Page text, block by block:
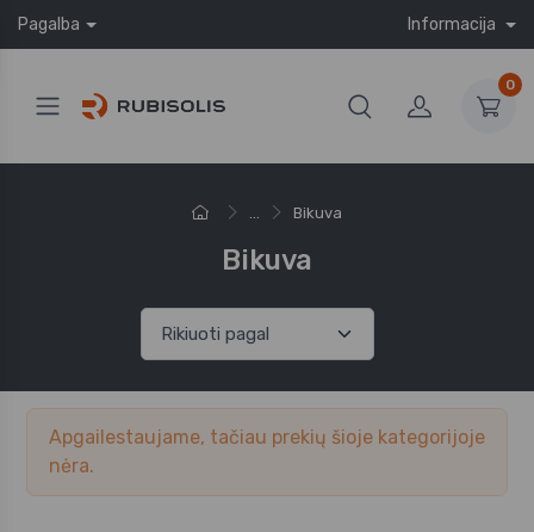
Pagalba Informacija
0
... Bikuva
Bikuva
Apgailestaujame, tačiau prekių šioje kategorijoje
nėra.